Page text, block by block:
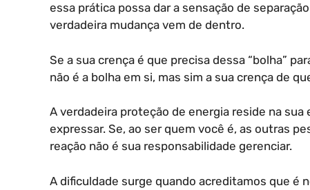
essa prática possa dar a sensação de
verdadeira mudança vem de dentro.
Se a sua crença é que precisa dessa “bolha”
não é a bolha em si, mas sim a sua crença de
A verdadeira proteção de energia reside na
expressar. Se, ao ser quem você é, as outras
reação não é sua responsabilidade gerenciar.
A dificuldade surge quando acreditamos que é